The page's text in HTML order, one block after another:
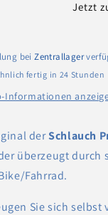
inklusive
Profi-
Füße
Jetzt
beiZentrallager
fertig in 24 Stunden
Informationen
derSchlauch
überzeugt
Fahrrad.
Sie sich selbst